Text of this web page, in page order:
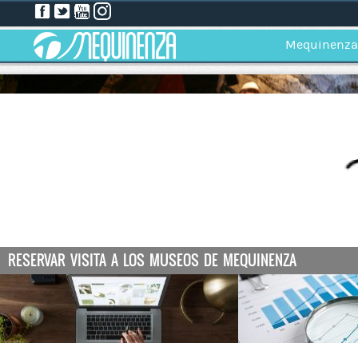
Mequinenza
RESERVAR VISITA A LOS MUSEOS DE MEQUINENZA